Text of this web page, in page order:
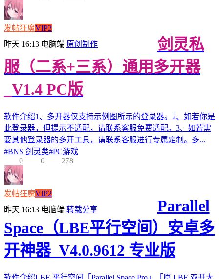
发帖狂魔VIP2
昨天 16:13 电脑端 原创制作
剑灵私
服（二系+三系）通用多开器
_V1.4 PC版
软件介绍1、多开器仅支持示例图所示的登录器。2、如若你是
此登录器，但提示不适配，请联系客服免费适配。3、如若需
要其他登录器的多开工具，请联系客服进行专属定制。多...
#BNS 剑灵类#PC游戏
0
0 278
发帖狂魔VIP2
昨天 16:13 电脑端 转载分享
Parallel
Space（LBE平行空间）安卓多
开神器_V4.0.9612 专业版
软件介绍LBE 平行空间「Parallel Space Pro」「原 LBE 双开大